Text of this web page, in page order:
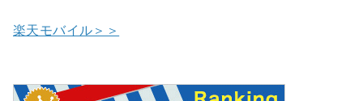
楽天モバイル＞＞